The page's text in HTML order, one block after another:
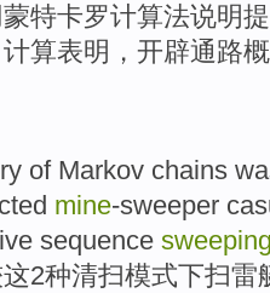
蒙特卡罗计算法说明
计算表明，开辟通路
of Markov chains
mine-sweeper
sequence
这2种清扫模式下扫雷